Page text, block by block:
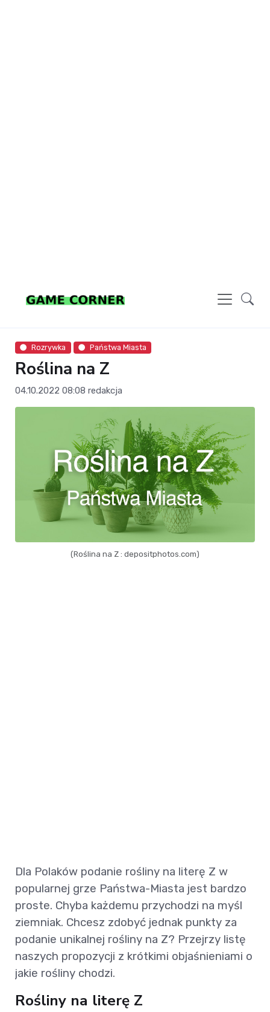
Rozrywka Państwa Miasta
Roślina na Z
04.10.2022 08:08 redakcja
(Roślina na Z : depositphotos.com)
Dla Polaków podanie rośliny na literę Z w
popularnej grze Państwa-Miasta jest bardzo
proste. Chyba każdemu przychodzi na myśl
ziemniak. Chcesz zdobyć jednak punkty za
podanie unikalnej rośliny na Z? Przejrzy listę
naszych propozycji z krótkimi objaśnieniami o
jakie rośliny chodzi.
Rośliny na literę Z